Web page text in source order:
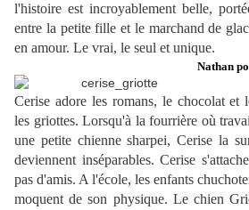
l'histoire est incroyablement belle,
entre la petite fille et le marchand de
en amour. Le vrai, le seul et unique.
Nathan
Cerise adore les romans, le chocolat et
les griottes. Lorsqu'à la fourrière où
une petite chienne sharpei, Cerise la
deviennent inséparables. Cerise
pas d'amis. A l'école, les enfants
moquent de son physique. Le chien